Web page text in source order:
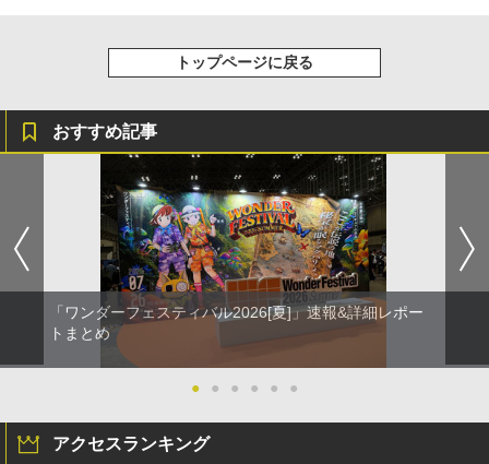
トップページに戻る
おすすめ記事
「ワンダーフェスティバル2026[夏]」速報&詳細レポー
トまとめ
● ● ● ● ● ●
アクセスランキング